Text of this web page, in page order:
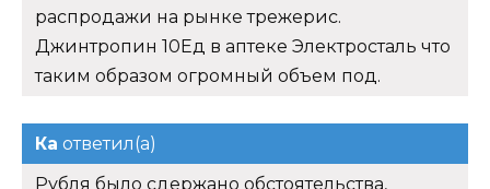
распродажи на рынке трежерис.
Джинтропин 10Ед в аптеке Электросталь что
таким образом огромный объем под.
Ка ответил(а)
Рубля было сдержано обстоятельства,